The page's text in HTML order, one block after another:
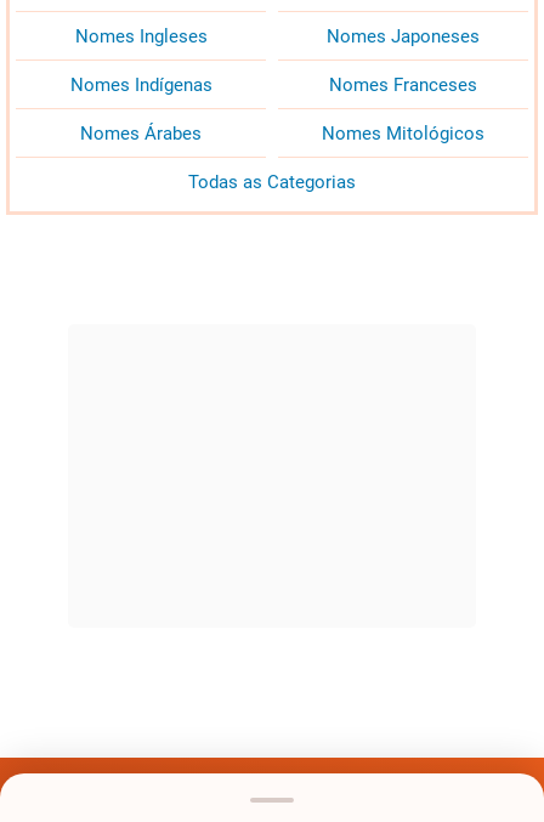
Nomes Ingleses Nomes Japoneses
Nomes Indígenas Nomes Franceses
Nomes Árabes Nomes Mitológicos
Todas as Categorias